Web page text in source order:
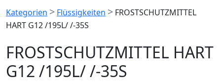
Kategorien > Flüssigkeiten > FROSTSCHUTZMITTEL
HART G12 /195L/ /-35S
FROSTSCHUTZMITTEL HART
G12 /195L/ /-35S